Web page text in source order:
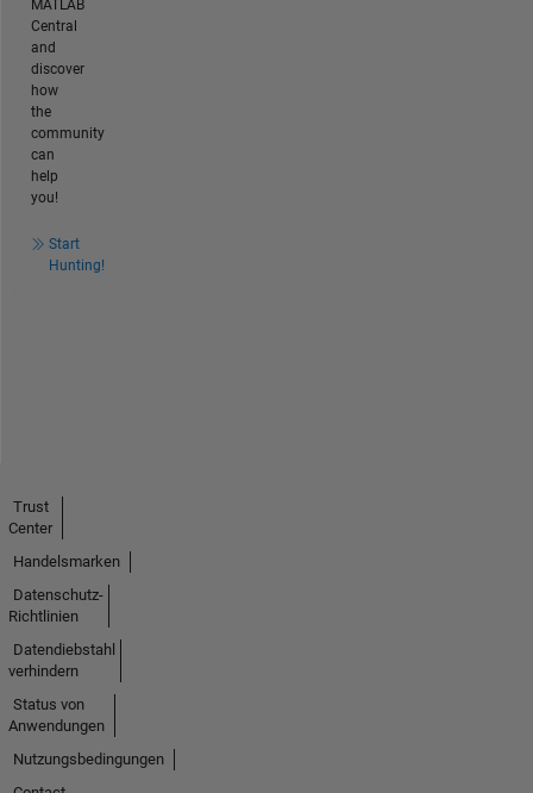
MATLAB
Central
and
discover
how
the
community
can
help
you!
Start
Hunting!
Trust
Center
Handelsmarken
Datenschutz-
Richtlinien
Datendiebstahl
verhindern
Status von
Anwendungen
Nutzungsbedingungen